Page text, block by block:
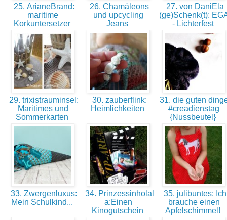
25. ArianeBrand:
maritime
Korkuntersetzer
26. Chamäleons
und upcycling
Jeans
27. von DaniEla
(ge)Schenk(t):
- Lichterfest
29. trixistrauminsel:
Maritimes und
Sommerkarten
30. zauberflink:
Heimlichkeiten
31. die guten
#creadienstag
{Nussbeutel}
33. Zwergenluxus:
Mein Schulkind...
34. Prinzessinholal
a:Einen
Kinogutschein
35. julibuntes: Ich
brauche einen
Apfelschimmel!